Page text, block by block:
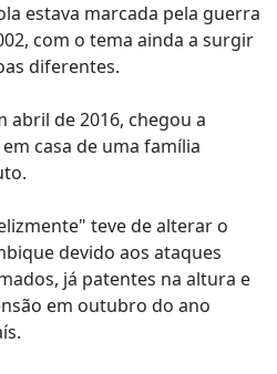
estava marcada pela guerra
com o tema ainda a surgir
diferentes.
abril de 2016, chegou a
casa de uma família
teve de alterar o
devido aos ataques
já patentes na altura e
em outubro do ano